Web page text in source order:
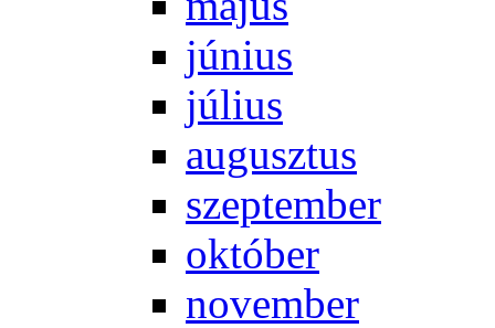
jú­ni­us
jú­li­us
au­gusz­tus
szep­tem­ber
ok­tó­ber
no­vem­ber